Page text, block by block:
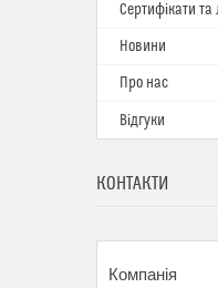
Сертифікати та
Новини
Про нас
Відгуки
КОНТАКТИ